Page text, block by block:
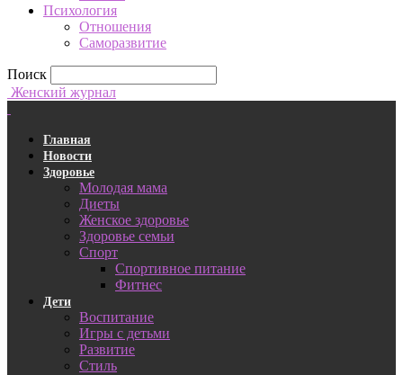
Психология
Отношения
Саморазвитие
Поиск
Женский журнал
Главная
Новости
Здоровье
Молодая мама
Диеты
Женское здоровье
Здоровье семьи
Спорт
Спортивное питание
Фитнес
Дети
Воспитание
Игры с детьми
Развитие
Стиль